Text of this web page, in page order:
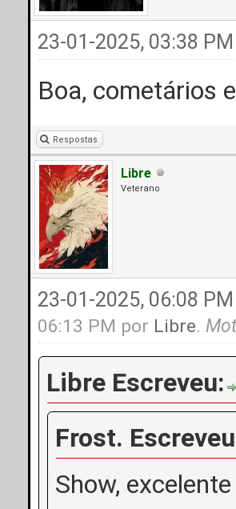
23-01-2025, 03:38 PM
Boa, cometários
Respostas
Libre
Veterano
23-01-2025, 06:08 PM
06:13 PM por Libre.
Libre Escreveu:
Frost.
Show,